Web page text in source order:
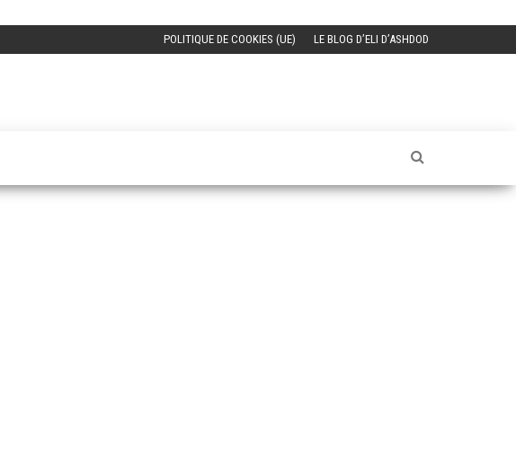
POLITIQUE DE COOKIES (UE) LE BLOG D’ELI D’ASHDOD